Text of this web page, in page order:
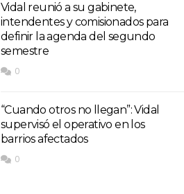
Vidal reunió a su gabinete,
intendentes y comisionados para
definir la agenda del segundo
semestre
0
“Cuando otros no llegan”: Vidal
supervisó el operativo en los
barrios afectados
0